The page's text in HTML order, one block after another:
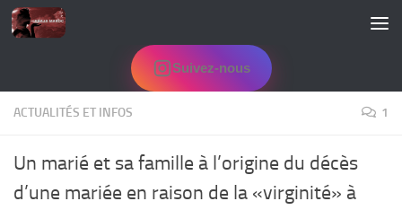
Skip to content
Suivez-nous
ACTUALITÉS ET INFOS 1
Un marié et sa famille à l’origine du décès
d’une mariée en raison de la «virginité» à